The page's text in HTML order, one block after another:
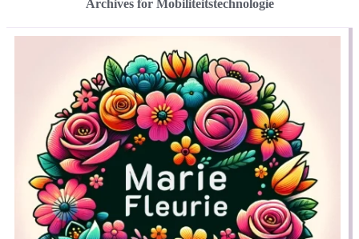
Archives for Mobiliteitstechnologie